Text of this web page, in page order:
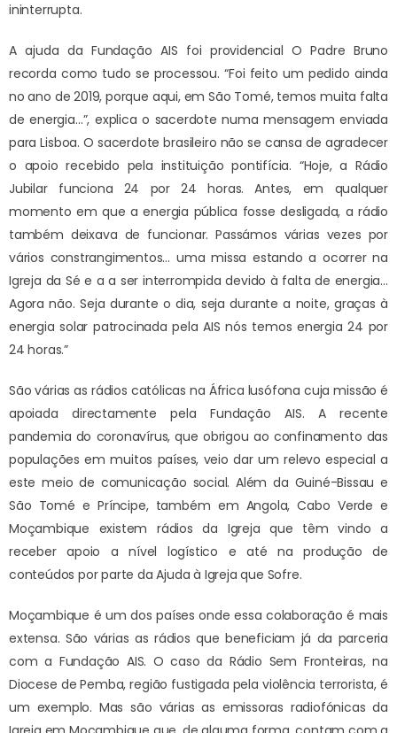
ininterrupta.
A ajuda da Fundação AIS foi providencial O Padre Bruno
recorda como tudo se processou. “Foi feito um pedido ainda
no ano de 2019, porque aqui, em São Tomé, temos muita falta
de energia…”, explica o sacerdote numa mensagem enviada
para Lisboa. O sacerdote brasileiro não se cansa de agradecer
o apoio recebido pela instituição pontifícia. “Hoje, a Rádio
Jubilar funciona 24 por 24 horas. Antes, em qualquer
momento em que a energia pública fosse desligada, a rádio
também deixava de funcionar. Passámos várias vezes por
vários constrangimentos… uma missa estando a ocorrer na
Igreja da Sé e a a ser interrompida devido à falta de energia…
Agora não. Seja durante o dia, seja durante a noite, graças à
energia solar patrocinada pela AIS nós temos energia 24 por
24 horas.”
São várias as rádios católicas na África lusófona cuja missão é
apoiada directamente pela Fundação AIS. A recente
pandemia do coronavírus, que obrigou ao confinamento das
populações em muitos países, veio dar um relevo especial a
este meio de comunicação social. Além da Guiné-Bissau e
São Tomé e Príncipe, também em Angola, Cabo Verde e
Moçambique existem rádios da Igreja que têm vindo a
receber apoio a nível logístico e até na produção de
conteúdos por parte da Ajuda à Igreja que Sofre.
Moçambique é um dos países onde essa colaboração é mais
extensa. São várias as rádios que beneficiam já da parceria
com a Fundação AIS. O caso da Rádio Sem Fronteiras, na
Diocese de Pemba, região fustigada pela violência terrorista, é
um exemplo. Mas são várias as emissoras radiofónicas da